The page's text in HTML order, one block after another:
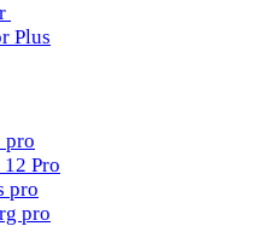
Plus
pro
Pro
pro
pro